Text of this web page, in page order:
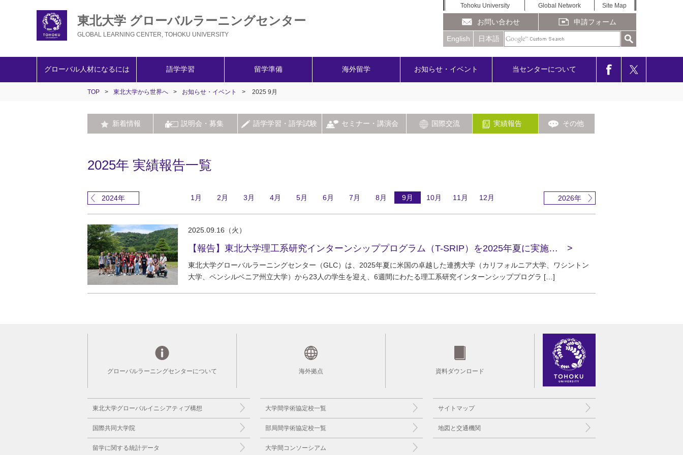
東北大学 グローバルラーニングセンター
GLOBAL LEARNING CENTER, TOHOKU UNIVERSITY
Tohoku University Global Network Site Map
お問い合わせ 申請フォーム
English 日本語
グローバル人材になるには 語学学習 留学準備 海外留学 お知らせ・イベント 当センターについて
TOP > 東北大学から世界へ > お知らせ・イベント > 2025 9月
新着情報 説明会・募集 語学学習・語学試験 セミナー・講演会 国際交流 実績報告 その他
2025年 実績報告一覧
2024年 1月 2月 3月 4月 5月 6月 7月 8月 9月 10月 11月 12月 2026年
2025.09.16（火）
【報告】東北大学理工系研究インターンシッププログラム（T-SRIP）を2025年夏に実施しました
東北大学グローバルラーニングセンター（GLC）は、2025年夏に米国の卓越した連携大学（カリフォルニア大学、ワシントン
大学、ペンシルベニア州立大学）から23人の学生を迎え、6週間にわたる理工系研究インターンシッププログラ […]
グローバルラーニングセンターについて 海外拠点 資料ダウンロード
東北大学グローバルイニシアティブ構想
国際共同大学院
留学に関する統計データ
大学間学術協定校一覧
部局間学術協定校一覧
大学間コンソーシアム
サイトマップ
地図と交通機関